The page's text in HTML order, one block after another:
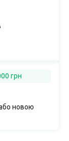
новою
грн